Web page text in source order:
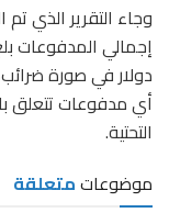
وجاء التقرير الذي
أي مدفوعات تتعلق
التحتية.
موضوعاتمتعلقة